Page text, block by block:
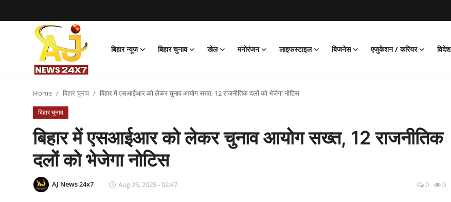
बिहार न्यूज बिहार चुनाव खेल मनोरंजन लाइफस्टाइल बिजनेस एजुकेशन / करियर विदेश
Login Register
बिहार चुनाव
लाइफस्टाइल
Home बिहार चुनाव बिहार में एसआईआर को लेकर चुनाव आयोग सख्त, 12 राजनीतिक दलों को भेजेगा नोटिस
बिहार चुनाव
बिहार में एसआईआर को लेकर चुनाव आयोग सख्त, 12 राजनीतिक
दलों को भेजेगा नोटिस
AJ News 24x7 Aug 25, 2025 - 02:47 0 0